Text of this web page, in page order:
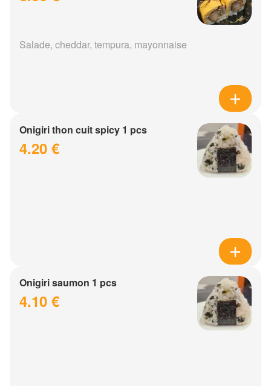
Salade, cheddar, tempura, mayonnaise
Onigiri thon cuit spicy 1 pcs
4.20 €
Onigiri saumon 1 pcs
4.10 €